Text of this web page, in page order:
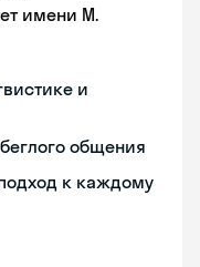
имени М.
и
общения
к каждому